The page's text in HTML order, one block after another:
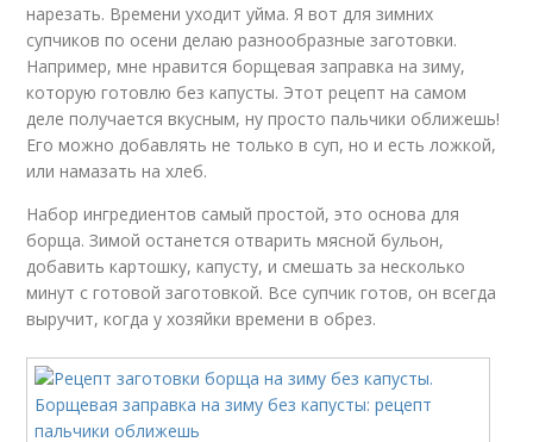
нарезать. Времени уходит уйма. Я вот для зимних
супчиков по осени делаю разнообразные заготовки.
Например, мне нравится борщевая заправка на зиму,
которую готовлю без капусты. Этот рецепт на самом
деле получается вкусным, ну просто пальчики оближешь!
Его можно добавлять не только в суп, но и есть ложкой,
или намазать на хлеб.
Набор ингредиентов самый простой, это основа для
борща. Зимой останется отварить мясной бульон,
добавить картошку, капусту, и смешать за несколько
минут с готовой заготовкой. Все супчик готов, он всегда
выручит, когда у хозяйки времени в обрез.